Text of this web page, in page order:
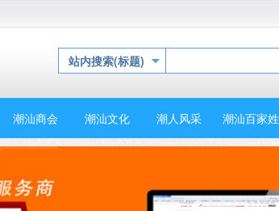
站内搜索(标题)
潮汕商会 潮汕文化 潮人风采 潮汕百家姓